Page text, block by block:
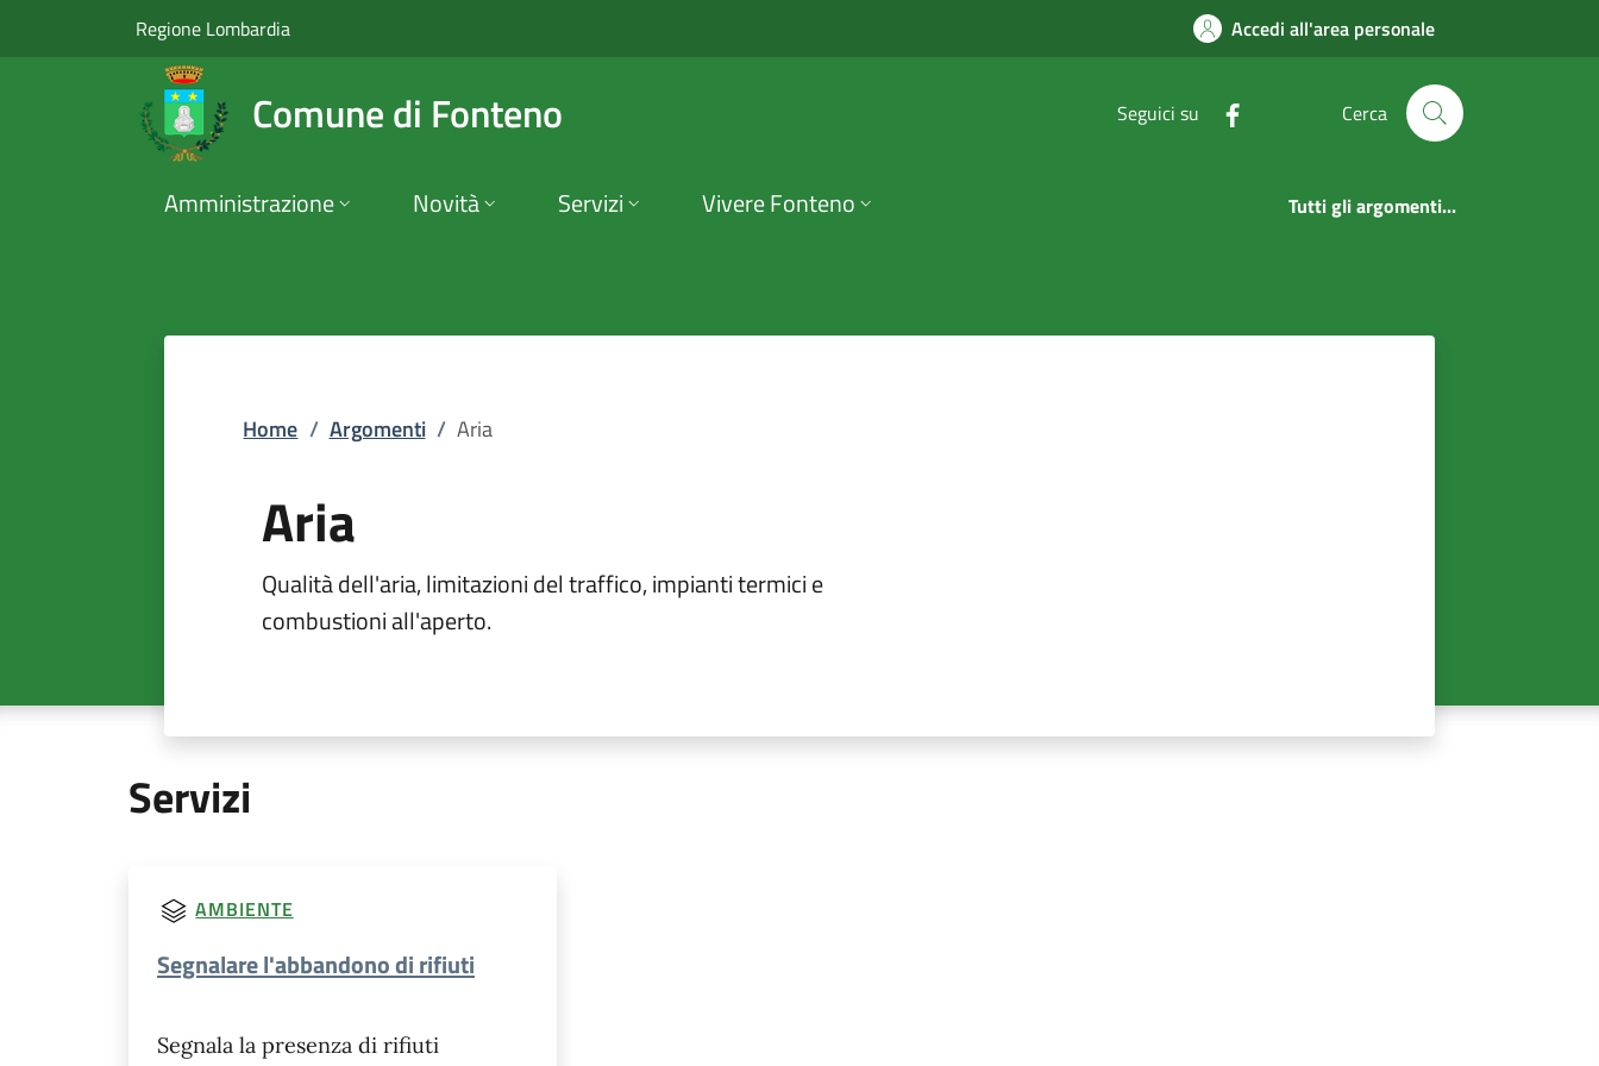
Vai al contenuto principale
Aria | Comune di Fonteno
Regione Lombardia Accedi all'area personale
Comune di Fonteno Seguici su Cerca
Amministrazione Novità Servizi Vivere Fonteno Tutti gli argomenti...
Home / Argomenti / Aria
Aria
Qualità dell'aria, limitazioni del traffico, impianti termici e
combustioni all'aperto.
Servizi
AMBIENTE
Segnalare l'abbandono di rifiuti
Segnala la presenza di rifiuti